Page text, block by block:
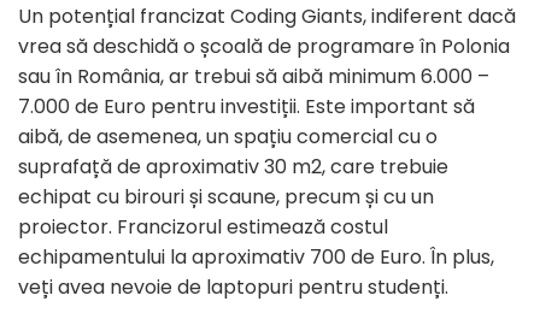
Un potențial francizat Coding Giants, indiferent dacă
vrea să deschidă o școală de programare în Polonia
sau în România, ar trebui să aibă minimum 6.000 –
7.000 de Euro pentru investiții. Este important să
aibă, de asemenea, un spațiu comercial cu o
suprafață de aproximativ 30 m2, care trebuie
echipat cu birouri și scaune, precum și cu un
proiector. Francizorul estimează costul
echipamentului la aproximativ 700 de Euro. În plus,
veți avea nevoie de laptopuri pentru studenți.